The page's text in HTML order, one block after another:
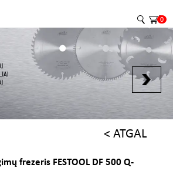
0
< ATGAL
frezeris FESTOOL DF 500 Q-